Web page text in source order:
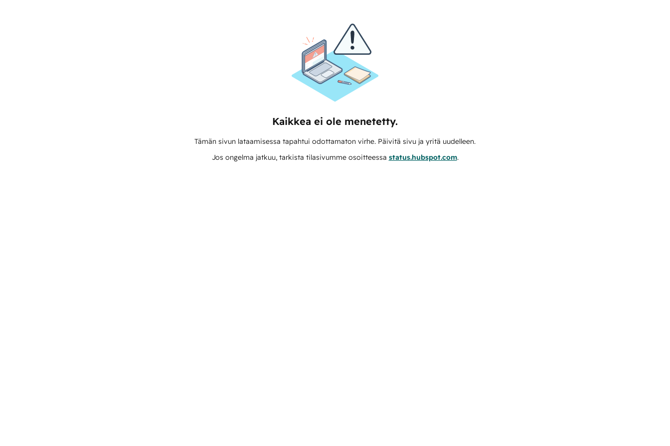
Kaikkea ei ole menetetty.
Tämän sivun lataamisessa tapahtui odottamaton virhe. Päivitä sivu ja yritä uudelleen.
Jos ongelma jatkuu, tarkista tilasivumme osoitteessa status.hubspot.com.